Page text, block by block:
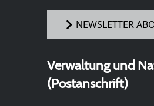
NEWSLETTER
Verwaltung und
(Postanschrift)